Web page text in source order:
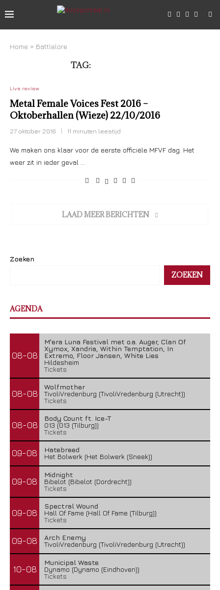
Home » Battlelore
TAG:
Live review
Metal Female Voices Fest 2016 –
Oktoberhallen (Wieze) 22/10/2016
27 oktober 2016 11 minuten leestijd
We maken ons klaar voor de eerste officiële MFVF dag. Het
weer zit in ieder geval …
LAAD MEER BERICHTEN
Zoeken
ZOEKEN
AGENDA
08-08
M'era Luna Festival met o.a. Auger, Clan Of
Xymox, Xandria, Within Temptation, In
Extremo, Floor Jansen, White Lies
Hildesheim
Tickets
08-08
Wolfmother
TivoliVredenburg (TivoliVredenburg (Utrecht))
Tickets
08-08
Body Count ft. Ice-T
013 (013 (Tilburg))
Tickets
09-08
Hatebreed
Het Bolwerk (Het Bolwerk (Sneek))
09-08
Midnight
Bibelot (Bibelot (Dordrecht))
Tickets
09-08
Spectral Wound
Hall Of Fame (Hall Of Fame (Tilburg))
Tickets
09-08
Arch Enemy
TivoliVredenburg (TivoliVredenburg (Utrecht))
10-08
Municipal Waste
Dynamo (Dynamo (Eindhoven))
Tickets